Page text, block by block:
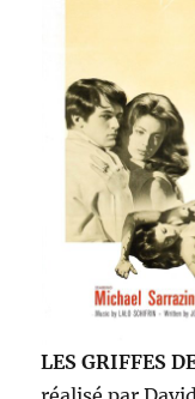
LES GRIFFES